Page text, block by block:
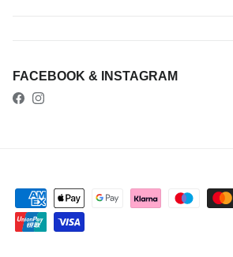
FACEBOOK & INSTAGRAM
Facebook
Instagram